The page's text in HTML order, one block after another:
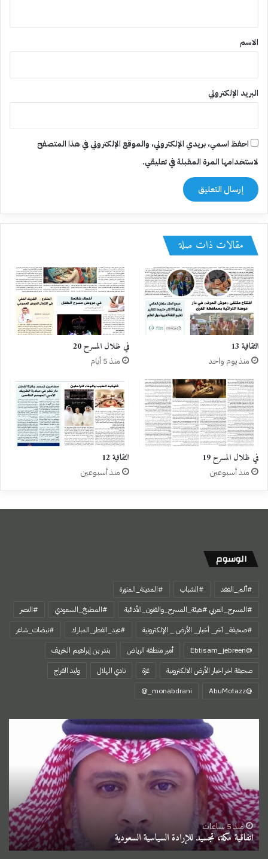
*
الاسم
البريد الإلكتروني
احفظ اسمي، بريدي الإلكتروني، والموقع الإلكتروني في هذا المتصفح
لاستخدامها المرة المقبلة في تعليقي.
مقالات ذات صلة
الثقافية 13
منذ يوم واحد
في ظلال المسرح 20
منذ 5 أيام
في ظلال المسرح 19
منذ أسبوعين
الثقافية 12
منذ أسبوعين
الوسوم
#ألم_الفقد #الشباب
#المدينة_المنورة
#المسرح_العربي #هيئة_المسرح_والفنون_الأدائية
#المطبخ_السعودي
#النصر
#صحيفة_ آخر_ أخبار_ الأرض _ الإلكترونية
#عيد_الفطر_المبارك
#نبضات_شاعر
@Ebtisam_jebreen
أمير منطقة الرياض
بندر بن إبراهيم الخريف
صحيفة اخر اخبار الأرض الالكترونية
غزة نادي الهلال
وليد الفراج
‏@AbuMotazz
السياسية
السعودية
منذ 5 ساعات
اتفاقية مكة، تجسيد للإرادة السياسية السعودية